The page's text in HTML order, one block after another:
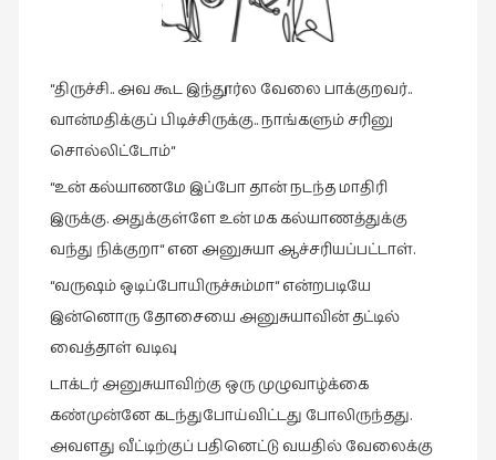
பேருரைகள்
ஊடகம்
எனக்குப்
பிடித்த
கதைகள்
எனது
பரிந்துரைகள்
ஓவியங்கள்
“திருச்சி.. அவ கூட இந்தூர்ல வேலை பாக்குறவர்..
வான்மதிக்குப் பிடிச்சிருக்கு.. நாங்களும் சரினு
சொல்லிட்டோம்“
“உன் கல்யாணமே இப்போ தான் நடந்த மாதிரி
இருக்கு. அதுக்குள்ளே உன் மக கல்யாணத்துக்கு
வந்து நிக்குறா“ என அனுசுயா ஆச்சரியப்பட்டாள்.
“வருஷம் ஒடிப்போயிருச்சும்மா“ என்றபடியே
இன்னொரு தோசையை அனுசுயாவின் தட்டில்
வைத்தாள் வடிவு
டாக்டர் அனுசுயாவிற்கு ஒரு முழுவாழ்க்கை
கண்முன்னே கடந்துபோய்விட்டது போலிருந்தது.
அவளது வீட்டிற்குப் பதினெட்டு வயதில் வேலைக்கு